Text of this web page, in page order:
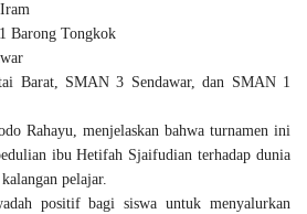
Barong Tongkok
Barat, SMAN 3 Sendawar, dan SMAN 1
Rahayu, menjelaskan bahwa turnamen ini
ibu Hetifah Sjaifudian terhadap dunia
pelajar.
positif bagi siswa untuk menyalurkan